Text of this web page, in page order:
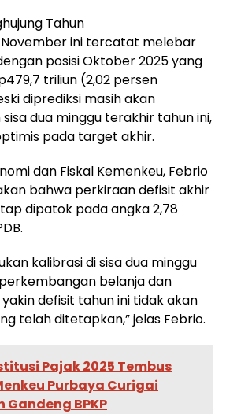
Tahun
ini tercatat melebar
posisi Oktober 2025 yang
triliun (2,02 persen
diprediksi masih akan
dua minggu terakhir tahun ini,
pada target akhir.
dan Fiskal Kemenkeu, Febrio
bahwa perkiraan defisit akhir
dipatok pada angka 2,78
kalibrasi di sisa dua minggu
belanja dan
defisit tahun ini tidak akan
telah ditetapkan,” jelas Febrio.
Pajak 2025 Tembus
Purbaya Curigai
BPKP